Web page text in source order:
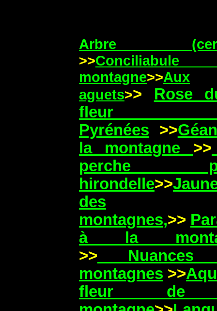
Arbre
>>
montagne>>Aux
aguets>> Rose
fleur
Pyrénées >>
la montagne >>
perche
hirondelle>>
des
montagnes,>>
à la
>> Nuances
montagnes >>
fleur de